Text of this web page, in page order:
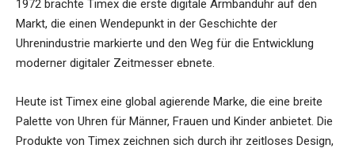
1972 brachte Timex die erste digitale Armbanduhr auf den
Markt, die einen Wendepunkt in der Geschichte der
Uhrenindustrie markierte und den Weg für die Entwicklung
moderner digitaler Zeitmesser ebnete.
Heute ist Timex eine global agierende Marke, die eine breite
Palette von Uhren für Männer, Frauen und Kinder anbietet. Die
Produkte von Timex zeichnen sich durch ihr zeitloses Design,